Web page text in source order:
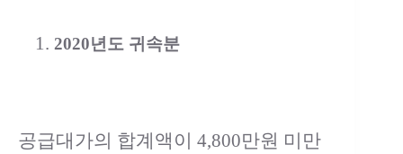
2020년도 귀속분
공급대가의 합계액이 4,800만원 미만